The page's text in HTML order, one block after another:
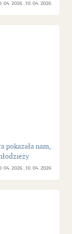
04. 2026 10. 04. 2026
04. 2026 10. 04. 2026
pokazała nam,